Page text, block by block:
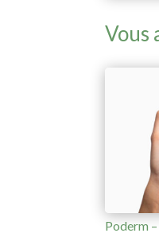
Vous
Poderm